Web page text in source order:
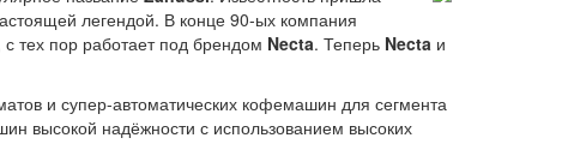
легендой. В конце 90-ых компания
тех пор работает под брендом Necta. Теперь Nectaи
и супер-автоматических кофемашин для сегмента
высокой надёжности с использованием высоких